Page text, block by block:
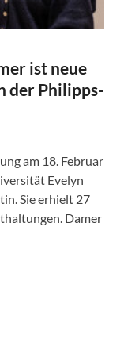
ist neue
der Philipps-
am 18. Februar
Evelyn
Sie erhielt 27
Damer